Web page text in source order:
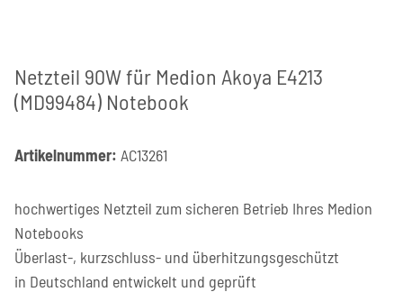
Netzteil 90W für Medion Akoya E4213
(MD99484) Notebook
Artikelnummer: AC13261
hochwertiges Netzteil zum sicheren Betrieb Ihres Medion
Notebooks
Überlast-, kurzschluss- und überhitzungsgeschützt
in Deutschland entwickelt und geprüft